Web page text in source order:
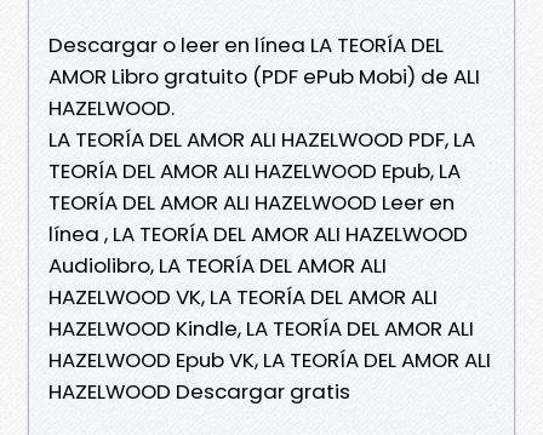
Descargar o leer en línea LA TEORÍA DEL
AMOR Libro gratuito (PDF ePub Mobi) de ALI
HAZELWOOD.
LA TEORÍA DEL AMOR ALI HAZELWOOD PDF, LA
TEORÍA DEL AMOR ALI HAZELWOOD Epub, LA
TEORÍA DEL AMOR ALI HAZELWOOD Leer en
línea , LA TEORÍA DEL AMOR ALI HAZELWOOD
Audiolibro, LA TEORÍA DEL AMOR ALI
HAZELWOOD VK, LA TEORÍA DEL AMOR ALI
HAZELWOOD Kindle, LA TEORÍA DEL AMOR ALI
HAZELWOOD Epub VK, LA TEORÍA DEL AMOR ALI
HAZELWOOD Descargar gratis